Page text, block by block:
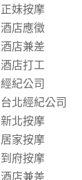
正妹按摩
酒店應徵
酒店兼差
酒店打工
經紀公司
台北經紀公司
新北按摩
居家按摩
到府按摩
酒店兼差